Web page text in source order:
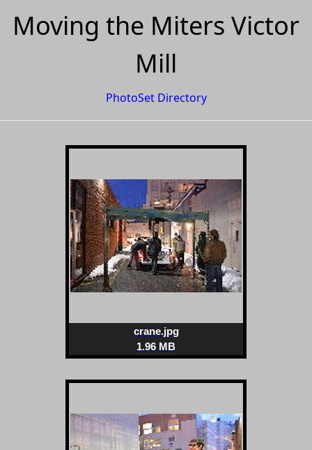
Moving the Miters Victor
Mill
PhotoSet Directory
crane.jpg
1.96 MB